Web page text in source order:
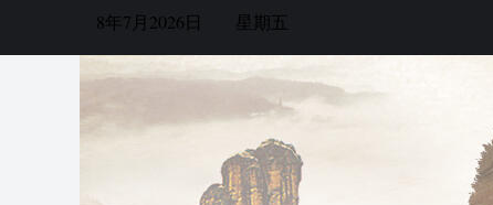
8年7月2026日 星期五